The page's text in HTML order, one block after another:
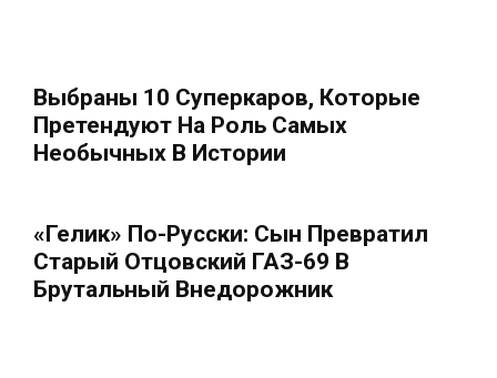
Выбраны 10 Суперкаров, Которые
Претендуют На Роль Самых
Необычных В Истории
«Гелик» По-Русски: Сын Превратил
Старый Отцовский ГАЗ-69 В
Брутальный Внедорожник